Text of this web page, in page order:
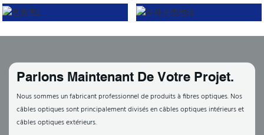
Parlons Maintenant De Votre Projet.
Nous sommes un fabricant professionnel de produits à fibres optiques. Nos
câbles optiques sont principalement divisés en câbles optiques intérieurs et
câbles optiques extérieurs.